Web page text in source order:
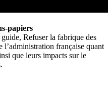
papiers
Refuser la fabrique des
l’administration française quant
que leurs impacts sur le